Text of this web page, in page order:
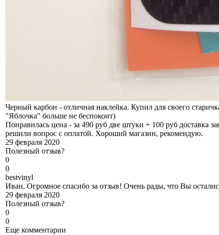
Черный карбон - отличная наклейка. Купил для своего
"Яблочка" больше не беспокоит)
Понравилась цена - за 490 руб две штуки + 100 руб доставка
решили вопрос с оплатой. Хороший магазин, рекомендую.
29 февраля 2020
Полезный отзыв?
0
0
bestvinyl
Иван, Огромное спасибо за отзыв! Очень рады, что Вы
29 февраля 2020
Полезный отзыв?
0
0
Еще комментарии